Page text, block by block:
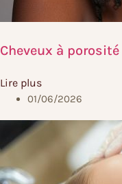
Cheveux à
Lire plus
01/06/2026